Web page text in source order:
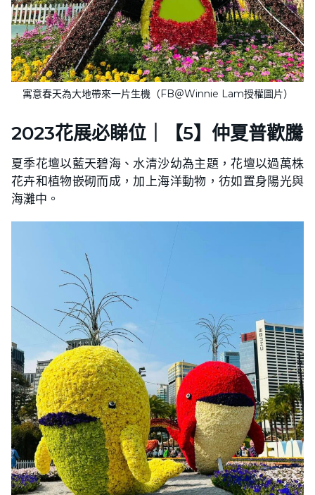
寓意春天為大地帶來一片生機（FB＠Winnie Lam授權圖片）
2023花展必睇位｜【5】仲夏普歡騰
夏季花壇以藍天碧海、水清沙幼為主題，花壇以過萬株
花卉和植物嵌砌而成，加上海洋動物，彷如置身陽光與
海灘中。